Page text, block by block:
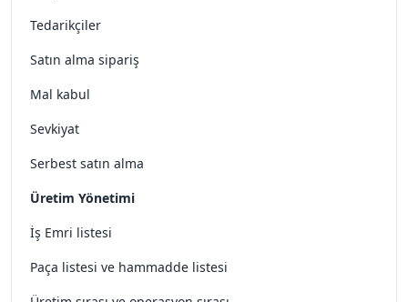
Tedarikçiler
Satın alma sipariş
Mal kabul
Sevkiyat
Serbest satın alma
Üretim Yönetimi
İş Emri listesi
Paça listesi ve hammadde listesi